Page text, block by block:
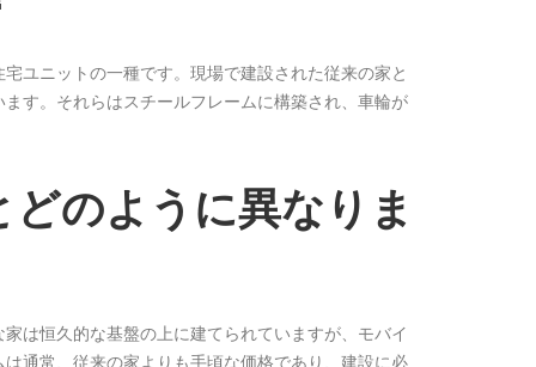
ユニットの一種です。現場で建設された従来の家と
す。それらはスチールフレームに構築され、車輪が
のように異なりま
は恒久的な基盤の上に建てられていますが、モバイ
通常、従来の家よりも手頃な価格であり、建設に必